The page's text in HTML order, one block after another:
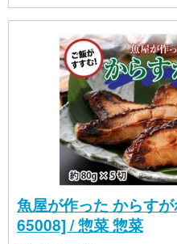
白カレイ(ソウハチ) ■ 本品に含まれるアレルギー表示
28品目 なし ■賞味期限 製造日より1年 ※出荷時点で
賞味期限まで残り90日以
す。 ※冷凍庫にて－18度
い。 ※解凍後は冷蔵庫に
召し上がりください。 ■ 提供事業者：株式会社 福丸
フーズ＞＞この事業者
魚屋が作った からす
65008] / 惣菜 惣菜